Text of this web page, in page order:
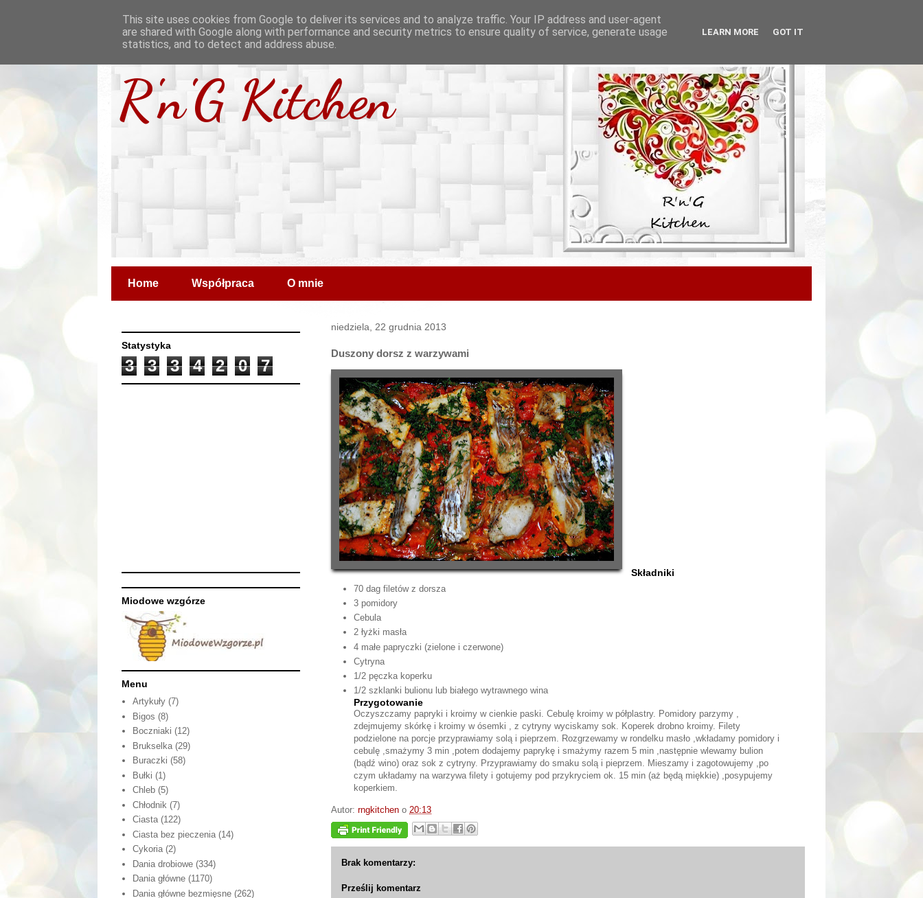
R'n'G Kitchen
Home Współpraca O mnie
niedziela, 22 grudnia 2013
Duszony dorsz z warzywami
Składniki
70 dag filetów z dorsza
3 pomidory
Cebula
2 łyżki masła
4 małe papryczki (zielone i czerwone)
Cytryna
1/2 pęczka koperku
1/2 szklanki bulionu lub białego wytrawnego wina
Przygotowanie
Oczyszczamy papryki i kroimy w cienkie paski. Cebulę kroimy w półplastry. Pomidory parzymy ,
zdejmujemy skórkę i kroimy w ósemki , z cytryny wyciskamy sok. Koperek drobno kroimy. Filety
podzielone na porcje przyprawiamy solą i pieprzem. Rozgrzewamy w rondelku masło ,wkładamy pomidory i
cebulę ,smażymy 3 min ,potem dodajemy paprykę i smażymy razem 5 min ,następnie wlewamy bulion
(bądź wino) oraz sok z cytryny. Przyprawiamy do smaku solą i pieprzem. Mieszamy i zagotowujemy ,po
czym układamy na warzywa filety i gotujemy pod przykryciem ok. 15 min (aż będą miękkie) ,posypujemy
koperkiem.
Autor: rngkitchen o 20:13
Brak komentarzy:
Prześlij komentarz
Statystyka
3 3 3 4 2 0 7
Miodowe wzgórze
Menu
Artykuły (7)
Bigos (8)
Boczniaki (12)
Brukselka (29)
Buraczki (58)
Bułki (1)
Chleb (5)
Chłodnik (7)
Ciasta (122)
Ciasta bez pieczenia (14)
Cykoria (2)
Dania drobiowe (334)
Dania główne (1170)
Dania główne bezmięsne (262)
This site uses cookies from Google to deliver its services and to analyze traffic. Your IP address and user-agent
are shared with Google along with performance and security metrics to ensure quality of service, generate usage
statistics, and to detect and address abuse.
LEARN MORE GOT IT